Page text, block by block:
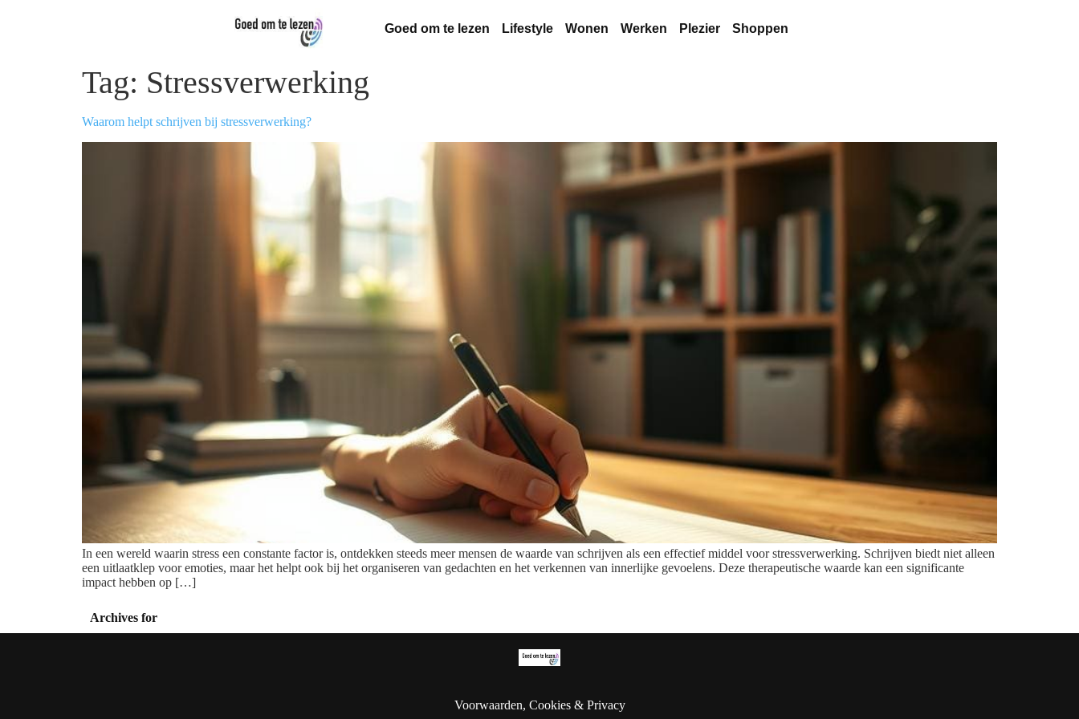
Goed om te lezen Lifestyle Wonen Werken Plezier Shoppen
Tag: Stressverwerking
Waarom helpt schrijven bij stressverwerking?
In een wereld waarin stress een constante factor is, ontdekken steeds meer mensen de waarde van schrijven als een effectief middel voor stressverwerking. Schrijven biedt niet alleen
een uitlaatklep voor emoties, maar het helpt ook bij het organiseren van gedachten en het verkennen van innerlijke gevoelens. Deze therapeutische waarde kan een significante
impact hebben op […]
Archives for
Voorwaarden, Cookies & Privacy